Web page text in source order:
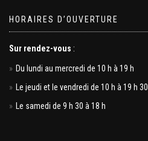
HORAIRES D’OUVERTURE
Sur rendez-vous :
Du lundi au mercredi de 10 h à 19 h
Le jeudi et le vendredi de 10 h à 19 h 30
Le samedi de 9 h 30 à 18 h